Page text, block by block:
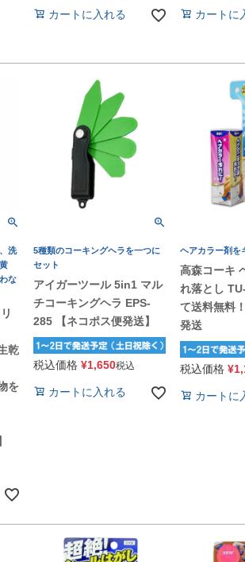
カートに入れる カートに
洗
な
乾
を
5種類のコーキングヘラを一つに
セット
アイガーツール 5in1 マル
チコーキングヘラ EPS-
285 【ネコポス便発送】
税込価格 ¥1,650税込
カートに入れる
ヘアカラー剤を
高森コーキ
れ落とし
て送料無料
発送
税込価格 ¥
カートに